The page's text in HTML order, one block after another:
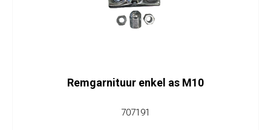
Remgarnituur enkel as M10
707191